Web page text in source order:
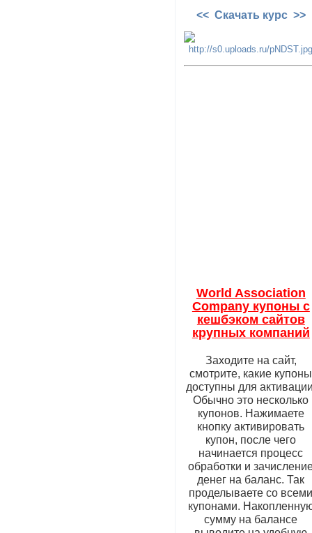
<< Скачать курс >>
World Association
Company купоны с
кешбэком сайтов
крупных компаний
Заходите на сайт,
смотрите, какие купоны
доступны для
Обычно это несколько
купонов. Нажимаете
кнопку активировать
купон, после чего
начинается процесс
обработки и
денег на баланс. Так
проделываете со
купонами.
сумму на балансе